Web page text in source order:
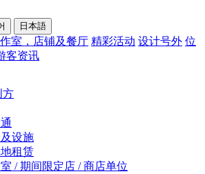
日本語
室，店铺及餐厅 精彩活动 设计号外 位
客资讯
方
设施
租赁
/ 期间限定店 / 商店单位